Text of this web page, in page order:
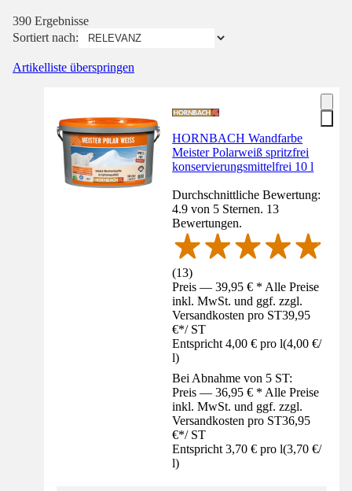
390 Ergebnisse
Sortiert nach:
Artikelliste überspringen
HORNBACH Wandfarbe
Meister Polarweiß spritzfrei
konservierungsmittelfrei 10 l
Durchschnittliche Bewertung:
4.9 von 5 Sternen. 13
Bewertungen.
(13)
Preis — 39,95 € * Alle Preise
inkl. MwSt. und ggf. zzgl.
Versandkosten pro ST39,95
€*/ ST
Entspricht 4,00 € pro l(4,00 €/
l)
Bei Abnahme von 5 ST:
Preis — 36,95 € * Alle Preise
inkl. MwSt. und ggf. zzgl.
Versandkosten pro ST36,95
€*/ ST
Entspricht 3,70 € pro l(3,70 €/
l)